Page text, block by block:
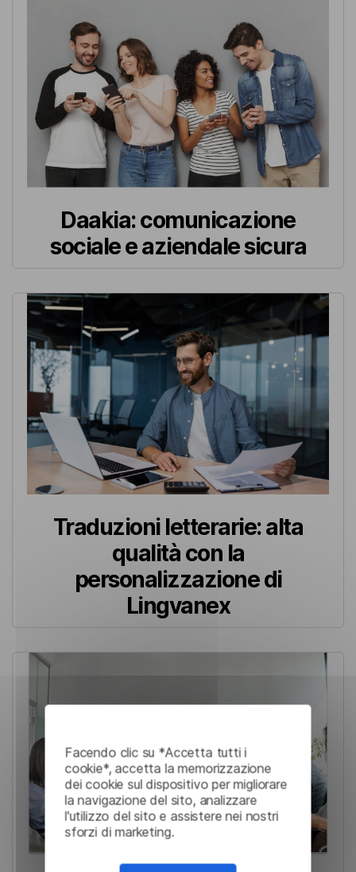
Facendo clic su *Accetta tutti i
cookie*, accetta la memorizzazione
dei cookie sul dispositivo per migliorare
la navigazione del sito, analizzare
l'utilizzo del sito e assistere nei nostri
sforzi di marketing.
Daakia: comunicazione
sociale e aziendale sicura
Traduzioni letterarie: alta
qualità con la
personalizzazione di
Lingvanex